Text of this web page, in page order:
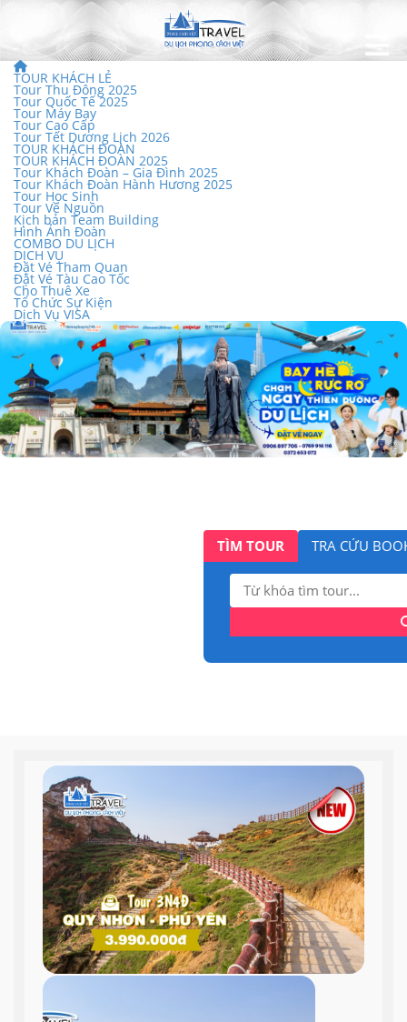
TOUR KHÁCH LẺ
Tour Thu Đông 2025
Tour Quốc Tế 2025
Tour Máy Bay
Tour Cao Cấp
Tour Tết Dương Lịch 2026
TOUR KHÁCH ĐOÀN
TOUR KHÁCH ĐOÀN 2025
Tour Khách Đoàn – Gia Đình 2025
Tour Khách Đoàn Hành Hương 2025
Tour Học Sinh
Tour Về Nguồn
Kịch bản Team Building
Hình Ảnh Đoàn
COMBO DU LỊCH
DỊCH VỤ
Đặt Vé Tham Quan
Đặt Vé Tàu Cao Tốc
Cho Thuê Xe
Tổ Chức Sự Kiện
Dịch Vụ VISA
TÌM TOUR TRA CỨU
Tìm
kiếm: